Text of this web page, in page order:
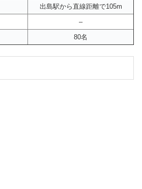
出島駅から直線距離で105m
–
80名